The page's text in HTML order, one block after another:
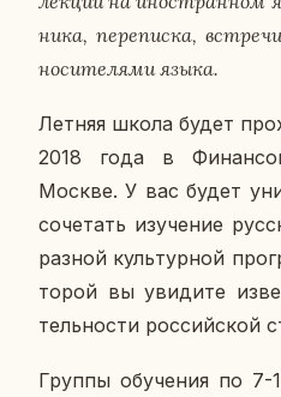
ни­ка, пе­ре­пис­ка,
но­си­те­ля­ми языка.
Летняя школа будет
2018 года в
Москве. У вас будет
со­че­тать изу­че­ние
раз­ной куль­тур­ной
то­рой вы уви­ди­те
тель­но­сти рос­сий­ской
Группы обу­че­ния по